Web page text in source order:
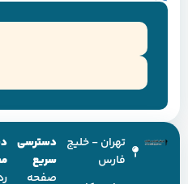
تهران - خلیج
فارس
دسترسی
سریع
صفحه